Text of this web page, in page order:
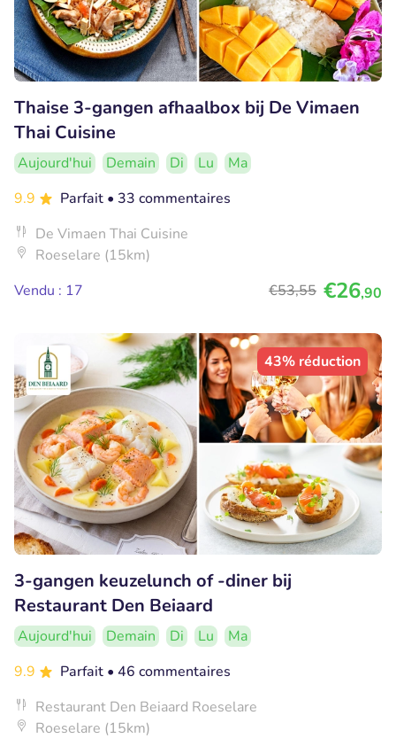
Thaise 3-gangen afhaalbox bij De Vimaen
Thai Cuisine
Aujourd'hui Demain Di Lu
Ma
9.9
Parfait • 33 commentaires
De Vimaen Thai Cuisine
Roeselare (15km)
Vendu : 17
€53,55 €26,90
43% réduction
3-gangen keuzelunch of -diner bij
Restaurant Den Beiaard
Aujourd'hui Demain Di Lu
Ma
9.9
Parfait • 46 commentaires
Restaurant Den Beiaard Roeselare
Roeselare (15km)